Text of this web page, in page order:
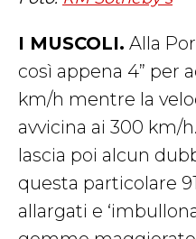
I MUSCOLI. Alla
così appena 4” per
km/h mentre la
avvicina ai 300 km/
lascia poi alcun
questa particolare
allargati e